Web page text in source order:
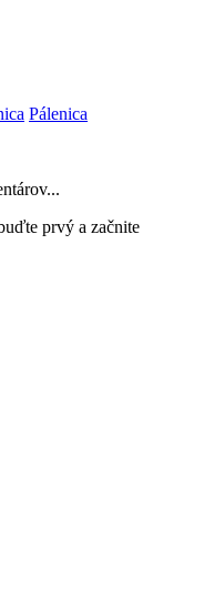
Pálenica
prvý a začnite